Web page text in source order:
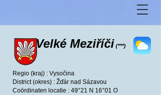
Velké Meziříči (***)
Regio (kraj) : Vysočina
District (okres) : Žďár nad Sázavou
Coördinaten locatie : 49°21 N 16°01 O